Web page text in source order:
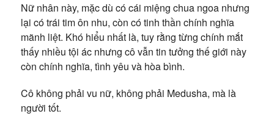
Nữ nhân này, mặc dù có cái miệng chua ngoa nhưng
lại có trái tim ôn nhu, còn có tinh thần chính nghĩa
mãnh liệt. Khó hiểu nhất là, tuy rằng từng chính mắt
thấy nhiều tội ác nhưng cô vẫn tin tưởng thế giới này
còn chính nghĩa, tình yêu và hòa bình.
Cô không phải vu nữ, không phải Medusha, mà là
người tốt.